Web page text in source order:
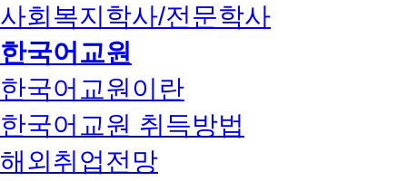
사회복지학사/전문학사
한국어교원
한국어교원이란
한국어교원 취득방법
해외취업전망